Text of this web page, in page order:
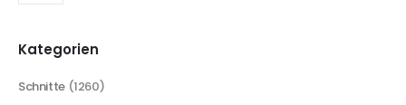
Kategorien
Schnitte (1260)